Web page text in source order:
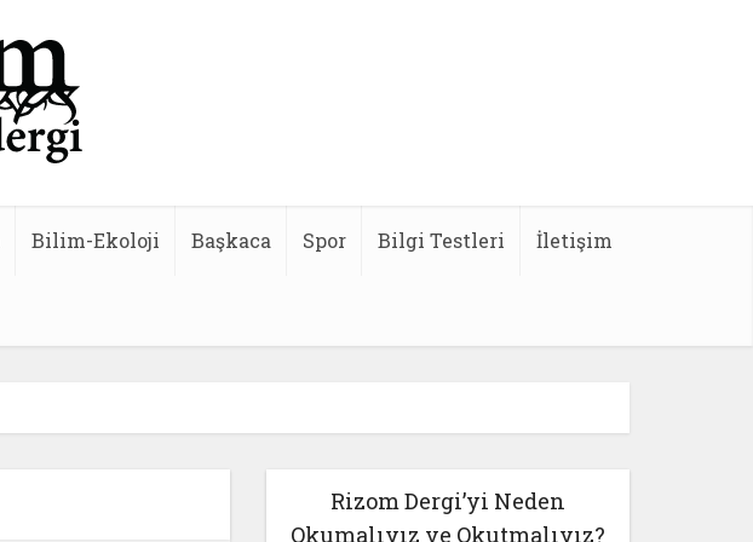
Bilim-Ekoloji Başkaca Spor Bilgi Testleri İletişim
Rizom Dergi’yi Neden
Okumalıyız ve Okutmalıyız?